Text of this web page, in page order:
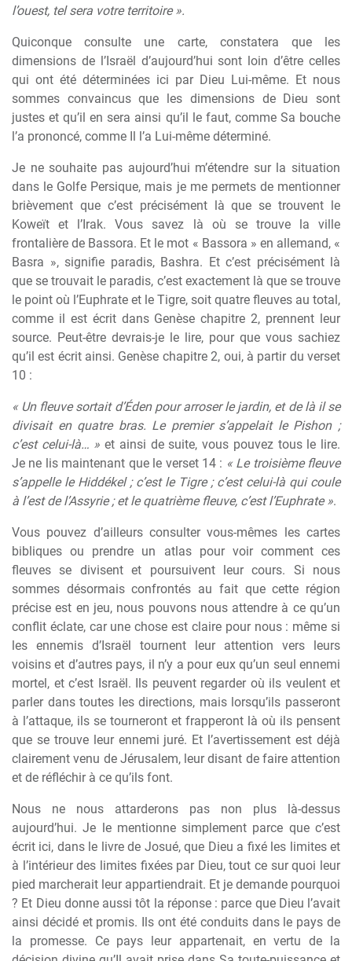
l’ouest, tel sera votre territoire ».
Quiconque consulte une carte, constatera que les
dimensions de l’Israël d’aujourd’hui sont loin d’être celles
qui ont été déterminées ici par Dieu Lui-même. Et nous
sommes convaincus que les dimensions de Dieu sont
justes et qu’il en sera ainsi qu’il le faut, comme Sa bouche
l’a prononcé, comme Il l’a Lui-même déterminé.
Je ne souhaite pas aujourd’hui m’étendre sur la situation
dans le Golfe Persique, mais je me permets de mentionner
brièvement que c’est précisément là que se trouvent le
Koweït et l’Irak. Vous savez là où se trouve la ville
frontalière de Bassora. Et le mot « Bassora » en allemand, «
Basra », signifie paradis, Bashra. Et c’est précisément là
que se trouvait le paradis, c’est exactement là que se trouve
le point où l’Euphrate et le Tigre, soit quatre fleuves au total,
comme il est écrit dans Genèse chapitre 2, prennent leur
source. Peut-être devrais-je le lire, pour que vous sachiez
qu’il est écrit ainsi. Genèse chapitre 2, oui, à partir du verset
10 :
« Un fleuve sortait d’Éden pour arroser le jardin, et de là il se
divisait en quatre bras. Le premier s’appelait le Pishon ;
c’est celui-là… » et ainsi de suite, vous pouvez tous le lire.
Je ne lis maintenant que le verset 14 : « Le troisième fleuve
s’appelle le Hiddékel ; c’est le Tigre ; c’est celui-là qui coule
à l’est de l’Assyrie ; et le quatrième fleuve, c’est l’Euphrate ».
Vous pouvez d’ailleurs consulter vous-mêmes les cartes
bibliques ou prendre un atlas pour voir comment ces
fleuves se divisent et poursuivent leur cours. Si nous
sommes désormais confrontés au fait que cette région
précise est en jeu, nous pouvons nous attendre à ce qu’un
conflit éclate, car une chose est claire pour nous : même si
les ennemis d’Israël tournent leur attention vers leurs
voisins et d’autres pays, il n’y a pour eux qu’un seul ennemi
mortel, et c’est Israël. Ils peuvent regarder où ils veulent et
parler dans toutes les directions, mais lorsqu’ils passeront
à l’attaque, ils se tourneront et frapperont là où ils pensent
que se trouve leur ennemi juré. Et l’avertissement est déjà
clairement venu de Jérusalem, leur disant de faire attention
et de réfléchir à ce qu’ils font.
Nous ne nous attarderons pas non plus là-dessus
aujourd’hui. Je le mentionne simplement parce que c’est
écrit ici, dans le livre de Josué, que Dieu a fixé les limites et
à l’intérieur des limites fixées par Dieu, tout ce sur quoi leur
pied marcherait leur appartiendrait. Et je demande pourquoi
? Et Dieu donne aussi tôt la réponse : parce que Dieu l’avait
ainsi décidé et promis. Ils ont été conduits dans le pays de
la promesse. Ce pays leur appartenait, en vertu de la